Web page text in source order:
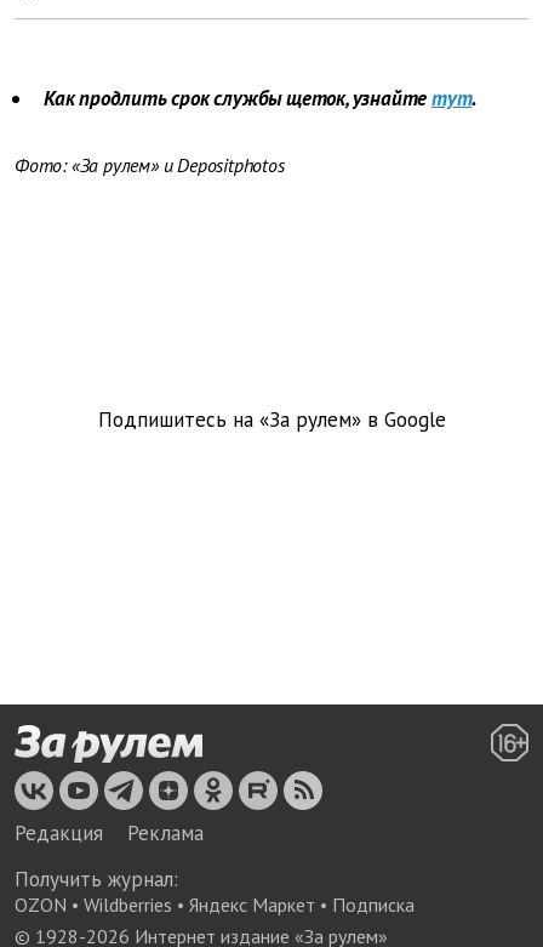
Как продлить срок службы щеток, узнайтетут.
Фото: «За рулем» и Depositphotos
Подпишитесь на «За рулем» в Google
Редакция
Реклама
Получить журнал:
OZON • Wildberries • Яндекс Маркет • Подписка
© 1928-2026 Интернет издание «За рулем»